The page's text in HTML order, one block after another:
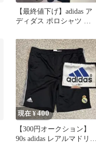
【最終値下げ】adidas ア
ディダス ポロシャツ ブ
現在 ¥400
【300円オークション】
90s adidas レアルマドリー